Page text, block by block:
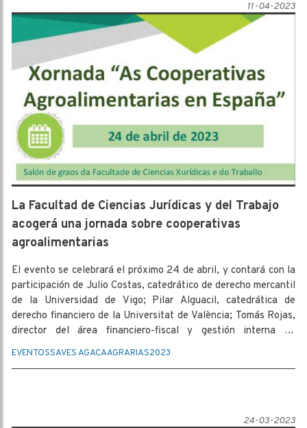
11-04-2023
La Facultad de Ciencias Jurídicas y del Trabajo
acogerá una jornada sobre cooperativas
agroalimentarias
El evento se celebrará el próximo 24 de abril, y contará con la
participación de Julio Costas, catedrático de derecho mercantil
de la Universidad de Vigo; Pilar Alguacil, catedrática de
derecho financiero de la Universitat de València; Tomás Rojas,
director del área financiero-fiscal y gestión interna de
Cooperativas Agroalimentarias de España; Higinio Mougán,
EVENTOSSAVES AGACAAGRARIAS2023
24-03-2023